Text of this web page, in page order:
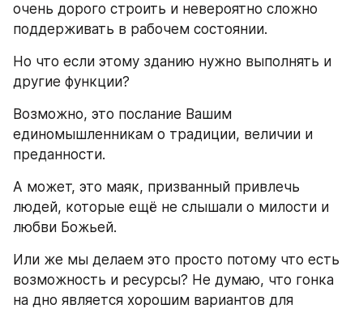
очень дорого строить и невероятно сложно
поддерживать в рабочем состоянии.
Но что если этому зданию нужно выполнять и
другие функции?
Возможно, это послание Вашим
единомышленникам о традиции, величии и
преданности.
А может, это маяк, призванный привлечь
людей, которые ещё не слышали о милости и
любви Божьей.
Или же мы делаем это просто потому что есть
возможность и ресурсы? Не думаю, что гонка
на дно является хорошим вариантов для